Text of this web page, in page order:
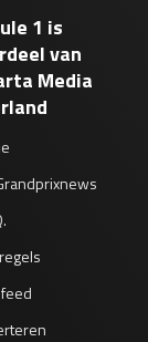
1 is
van
Media